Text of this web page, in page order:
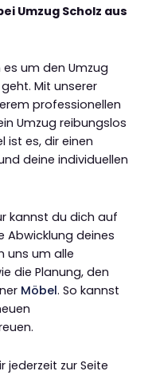
Umzug Scholz aus
um den Umzug
Mit unserer
professionellen
Umzug reibungslos
ist es, dir einen
deine individuellen
kannst du dich auf
Abwicklung deines
uns um alle
die Planung, den
Möbel. So kannst
jederzeit zur Seite